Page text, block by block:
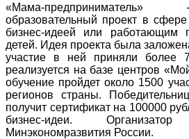
«Мама-
образовательный проект в
бизнес-идеей или работающим
детей. Идея проекта была
участие в ней приняли более
реализуется на базе центров
обучение пройдет около 1500
регионов страны.
получит сертификат на 100000
бизнес-идеи.
Минэкономразвития России.